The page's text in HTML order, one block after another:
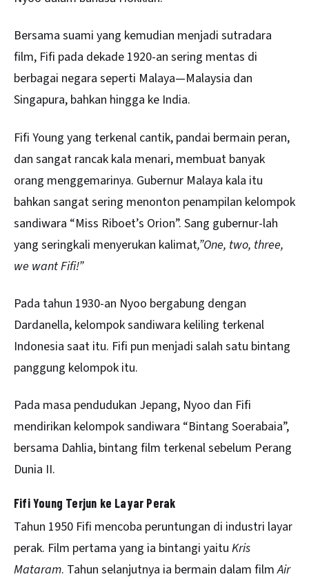
Bersama suami yang kemudian menjadi sutradara
film, Fifi pada dekade 1920-an sering mentas di
berbagai negara seperti Malaya—Malaysia dan
Singapura, bahkan hingga ke India.
Fifi Young yang terkenal cantik, pandai bermain peran,
dan sangat rancak kala menari, membuat banyak
orang menggemarinya. Gubernur Malaya kala itu
bahkan sangat sering menonton penampilan kelompok
sandiwara “Miss Riboet’s Orion”. Sang gubernur-lah
yang seringkali menyerukan kalimat,”One, two, three,
we want Fifi!”
Pada tahun 1930-an Nyoo bergabung dengan
Dardanella, kelompok sandiwara keliling terkenal
Indonesia saat itu. Fifi pun menjadi salah satu bintang
panggung kelompok itu.
Pada masa pendudukan Jepang, Nyoo dan Fifi
mendirikan kelompok sandiwara “Bintang Soerabaia”,
bersama Dahlia, bintang film terkenal sebelum Perang
Dunia II.
Fifi Young Terjun ke Layar Perak
Tahun 1950 Fifi mencoba peruntungan di industri layar
perak. Film pertama yang ia bintangi yaitu Kris
Mataram. Tahun selanjutnya ia bermain dalam filmAir